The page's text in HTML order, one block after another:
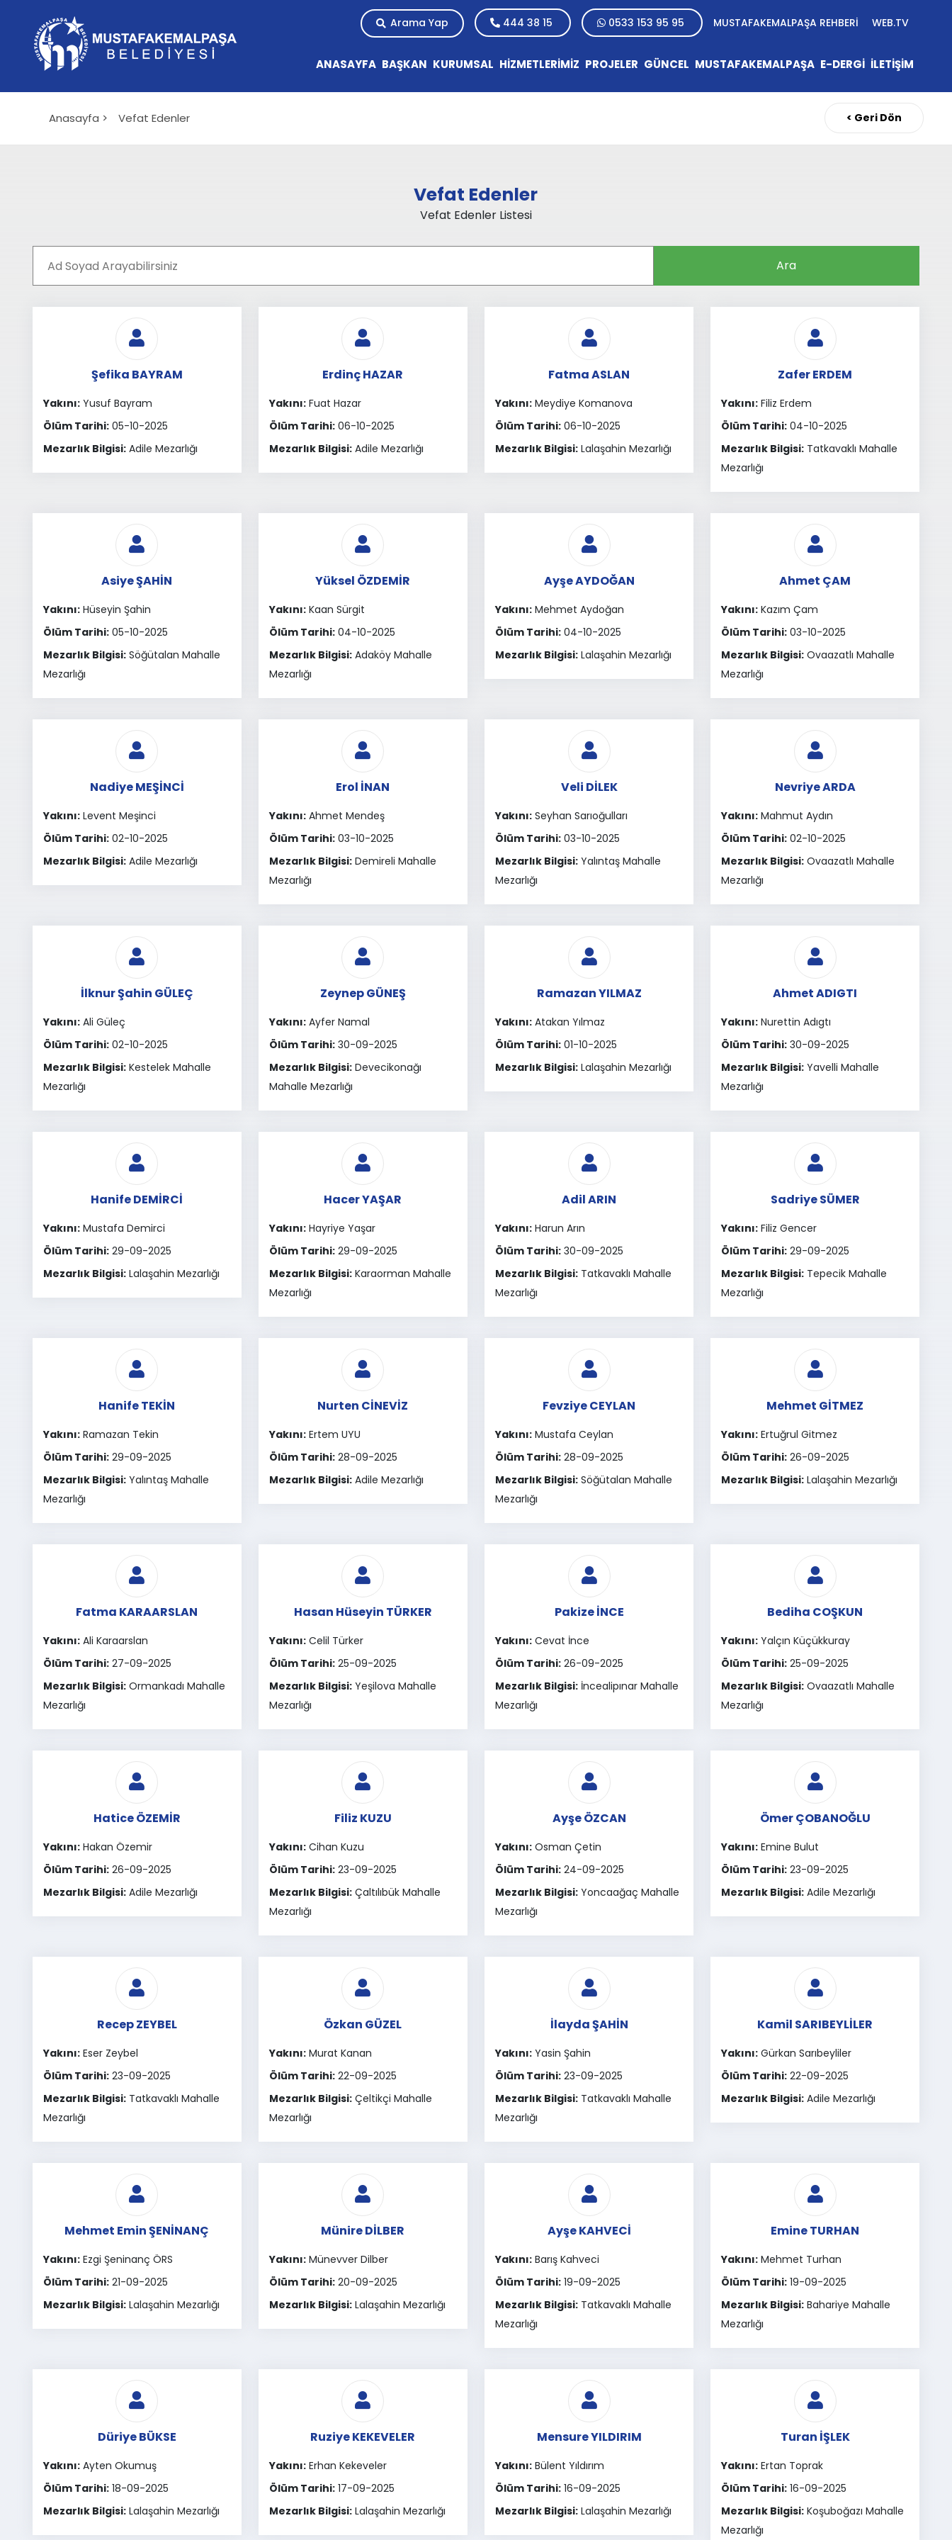
Arama Yap 444 38 15 0533 153 95 95 MUSTAFAKEMALPAŞA REHBERİ WEB.TV
ANASAYFA BAŞKAN KURUMSAL HİZMETLERİMİZ PROJELER GÜNCEL MUSTAFAKEMALPAŞA E-DERGİ İLETİŞİM
Anasayfa > Vefat Edenler < Geri Dön
Vefat Edenler
Vefat Edenler Listesi
Ara
Şefika BAYRAM
Yakını:Yusuf Bayram
Ölüm Tarihi:05-10-2025
Mezarlık Bilgisi:Adile Mezarlığı
Erdinç HAZAR
Yakını:Fuat Hazar
Ölüm Tarihi:06-10-2025
Mezarlık Bilgisi:Adile Mezarlığı
Fatma ASLAN
Yakını:Meydiye Komanova
Ölüm Tarihi:06-10-2025
Mezarlık Bilgisi:Lalaşahin Mezarlığı
Zafer ERDEM
Yakını: Filiz Erdem
Ölüm Tarihi: 04-10-2025
Mezarlık Bilgisi: Tatkavaklı Mahalle
Mezarlığı
Asiye ŞAHİN
Yakını:Hüseyin Şahin
Ölüm Tarihi:05-10-2025
Mezarlık Bilgisi:Söğütalan Mahalle
Mezarlığı
Yüksel ÖZDEMİR
Yakını:Kaan Sürgit
Ölüm Tarihi:04-10-2025
Mezarlık Bilgisi:Adaköy Mahalle
Mezarlığı
Ayşe AYDOĞAN
Yakını:Mehmet Aydoğan
Ölüm Tarihi:04-10-2025
Mezarlık Bilgisi:Lalaşahin Mezarlığı
Ahmet ÇAM
Yakını: Kazım Çam
Ölüm Tarihi: 03-10-2025
Mezarlık Bilgisi: Ovaazatlı Mahalle
Mezarlığı
Nadiye MEŞİNCİ
Yakını:Levent Meşinci
Ölüm Tarihi:02-10-2025
Mezarlık Bilgisi:Adile Mezarlığı
Erol İNAN
Yakını:Ahmet Mendeş
Ölüm Tarihi:03-10-2025
Mezarlık Bilgisi:Demireli Mahalle
Mezarlığı
Veli DİLEK
Yakını:Seyhan Sarıoğulları
Ölüm Tarihi:03-10-2025
Mezarlık Bilgisi:Yalıntaş Mahalle
Mezarlığı
Nevriye ARDA
Yakını: Mahmut Aydın
Ölüm Tarihi: 02-10-2025
Mezarlık Bilgisi: Ovaazatlı Mahalle
Mezarlığı
İlknur Şahin GÜLEÇ
Yakını:Ali Güleç
Ölüm Tarihi:02-10-2025
Mezarlık Bilgisi:Kestelek Mahalle
Mezarlığı
Zeynep GÜNEŞ
Yakını:Ayfer Namal
Ölüm Tarihi:30-09-2025
Mezarlık Bilgisi:Devecikonağı
Mahalle Mezarlığı
Ramazan YILMAZ
Yakını:Atakan Yılmaz
Ölüm Tarihi:01-10-2025
Mezarlık Bilgisi:Lalaşahin Mezarlığı
Ahmet ADIGTI
Yakını: Nurettin Adıgtı
Ölüm Tarihi: 30-09-2025
Mezarlık Bilgisi: Yavelli Mahalle
Mezarlığı
Hanife DEMİRCİ
Yakını:Mustafa Demirci
Ölüm Tarihi:29-09-2025
Mezarlık Bilgisi:Lalaşahin Mezarlığı
Hacer YAŞAR
Yakını:Hayriye Yaşar
Ölüm Tarihi:29-09-2025
Mezarlık Bilgisi:Karaorman Mahalle
Mezarlığı
Adil ARIN
Yakını:Harun Arın
Ölüm Tarihi:30-09-2025
Mezarlık Bilgisi:Tatkavaklı Mahalle
Mezarlığı
Sadriye SÜMER
Yakını: Filiz Gencer
Ölüm Tarihi: 29-09-2025
Mezarlık Bilgisi: Tepecik Mahalle
Mezarlığı
Hanife TEKİN
Yakını:Ramazan Tekin
Ölüm Tarihi:29-09-2025
Mezarlık Bilgisi:Yalıntaş Mahalle
Mezarlığı
Nurten CİNEVİZ
Yakını:Ertem UYU
Ölüm Tarihi:28-09-2025
Mezarlık Bilgisi:Adile Mezarlığı
Fevziye CEYLAN
Yakını:Mustafa Ceylan
Ölüm Tarihi:28-09-2025
Mezarlık Bilgisi:Söğütalan Mahalle
Mezarlığı
Mehmet GİTMEZ
Yakını: Ertuğrul Gitmez
Ölüm Tarihi: 26-09-2025
Mezarlık Bilgisi: Lalaşahin Mezarlığı
Fatma KARAARSLAN
Yakını:Ali Karaarslan
Ölüm Tarihi:27-09-2025
Mezarlık Bilgisi:Ormankadı Mahalle
Mezarlığı
Hasan Hüseyin TÜRKER
Yakını:Celil Türker
Ölüm Tarihi:25-09-2025
Mezarlık Bilgisi:Yeşilova Mahalle
Mezarlığı
Pakize İNCE
Yakını:Cevat İnce
Ölüm Tarihi:26-09-2025
Mezarlık Bilgisi:İncealipınar Mahalle
Mezarlığı
Bediha COŞKUN
Yakını: Yalçın Küçükkuray
Ölüm Tarihi: 25-09-2025
Mezarlık Bilgisi: Ovaazatlı Mahalle
Mezarlığı
Hatice ÖZEMİR
Yakını:Hakan Özemir
Ölüm Tarihi:26-09-2025
Mezarlık Bilgisi:Adile Mezarlığı
Filiz KUZU
Yakını:Cihan Kuzu
Ölüm Tarihi:23-09-2025
Mezarlık Bilgisi:Çaltılıbük Mahalle
Mezarlığı
Ayşe ÖZCAN
Yakını:Osman Çetin
Ölüm Tarihi:24-09-2025
Mezarlık Bilgisi:Yoncaağaç Mahalle
Mezarlığı
Ömer ÇOBANOĞLU
Yakını: Emine Bulut
Ölüm Tarihi: 23-09-2025
Mezarlık Bilgisi: Adile Mezarlığı
Recep ZEYBEL
Yakını:Eser Zeybel
Ölüm Tarihi:23-09-2025
Mezarlık Bilgisi:Tatkavaklı Mahalle
Mezarlığı
Özkan GÜZEL
Yakını:Murat Kanan
Ölüm Tarihi:22-09-2025
Mezarlık Bilgisi:Çeltikçi Mahalle
Mezarlığı
İlayda ŞAHİN
Yakını:Yasin Şahin
Ölüm Tarihi:23-09-2025
Mezarlık Bilgisi:Tatkavaklı Mahalle
Mezarlığı
Kamil SARIBEYLİLER
Yakını: Gürkan Sarıbeyliler
Ölüm Tarihi: 22-09-2025
Mezarlık Bilgisi: Adile Mezarlığı
Mehmet Emin ŞENİNANÇ
Yakını:Ezgi Şeninanç ÖRS
Ölüm Tarihi:21-09-2025
Mezarlık Bilgisi:Lalaşahin Mezarlığı
Münire DİLBER
Yakını:Münevver Dilber
Ölüm Tarihi:20-09-2025
Mezarlık Bilgisi:Lalaşahin Mezarlığı
Ayşe KAHVECİ
Yakını:Barış Kahveci
Ölüm Tarihi:19-09-2025
Mezarlık Bilgisi:Tatkavaklı Mahalle
Mezarlığı
Emine TURHAN
Yakını: Mehmet Turhan
Ölüm Tarihi: 19-09-2025
Mezarlık Bilgisi: Bahariye Mahalle
Mezarlığı
Düriye BÜKSE
Yakını:Ayten Okumuş
Ölüm Tarihi:18-09-2025
Mezarlık Bilgisi:Lalaşahin Mezarlığı
Ruziye KEKEVELER
Yakını:Erhan Kekeveler
Ölüm Tarihi:17-09-2025
Mezarlık Bilgisi:Lalaşahin Mezarlığı
Mensure YILDIRIM
Yakını:Bülent Yıldırım
Ölüm Tarihi:16-09-2025
Mezarlık Bilgisi:Lalaşahin Mezarlığı
Turan İŞLEK
Yakını: Ertan Toprak
Ölüm Tarihi: 16-09-2025
Mezarlık Bilgisi: Koşuboğazı Mahalle
Mezarlığı